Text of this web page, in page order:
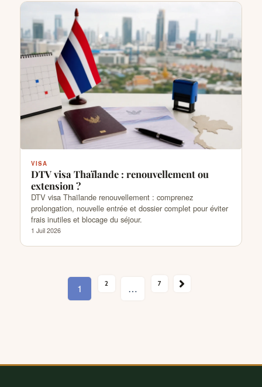
VISA
DTV visa Thaïlande : renouvellement ou
extension ?
DTV visa Thaïlande renouvellement : comprenez
prolongation, nouvelle entrée et dossier complet pour éviter
frais inutiles et blocage du séjour.
1 Juil 2026
1 2 … 7
SUIVANT →